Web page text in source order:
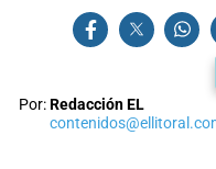
Por:Redacción EL